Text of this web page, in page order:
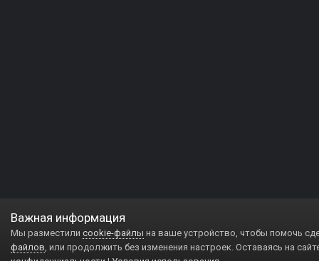
Важная информация
Мы разместили cookie-файлы на ваше устройство, чтобы помочь
файлов, или продолжить без изменения настроек. Оставаясь на